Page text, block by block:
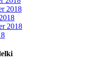
2018
2018